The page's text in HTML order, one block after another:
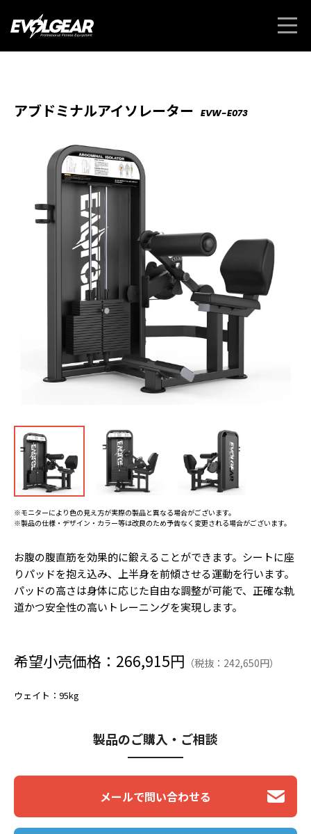
アブドミナルアイソレーター EVW-E073
※モニターにより色の見え方が実際の製品と異なる場合がございます。
※製品の仕様・デザイン・カラー等は改良のため予告なく変更される場合がございます。
お腹の腹直筋を効果的に鍛えることができます。シートに座
りパッドを抱え込み、上半身を前傾させる運動を行います。
パッドの高さは身体に応じた自由な調整が可能で、正確な軌
道かつ安全性の高いトレーニングを実現します。
希望小売価格：266,915円 （税抜：242,650円）
ウェイト ：95kg
製品のご購入・ご相談
メールで問い合わせる